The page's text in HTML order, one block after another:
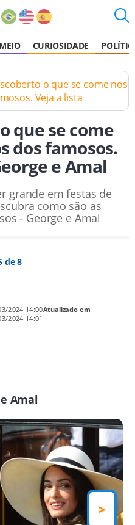
CURIOSIDADE
o que se come nos
Veja a lista
que se come
dos famosos.
e Amal
grande em festas de
como são as
- George e Amal
de 8
2024 14:00Atualizado em
2024 14:01
Amal
>